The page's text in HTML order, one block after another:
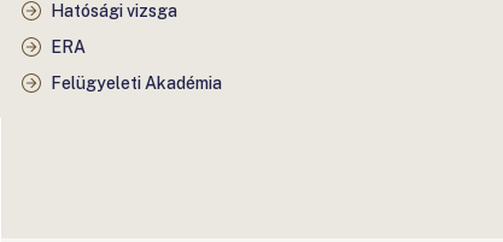
Hatósági vizsga
ERA
Felügyeleti Akadémia